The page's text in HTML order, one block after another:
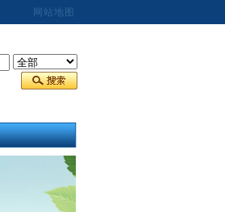
网站地图